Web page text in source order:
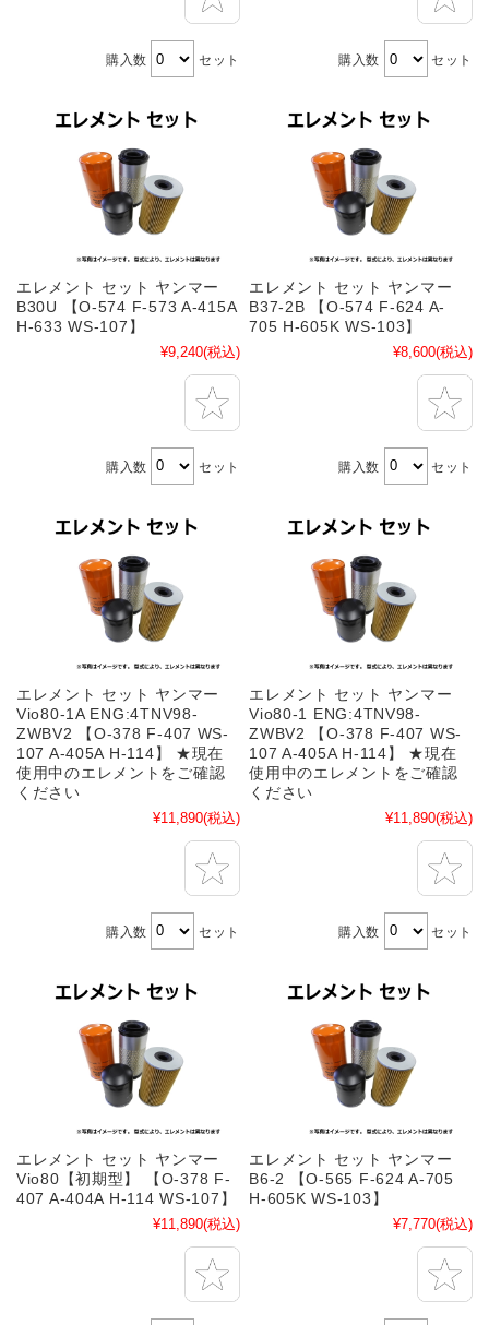
購入数 セット 購入数 セット
エレメント セット ヤンマー
B30U 【O-574 F-573 A-415A
H-633 WS-107】
¥9,240(税込)
購入数 セット
エレメント セット ヤンマー
B37-2B 【O-574 F-624 A-
705 H-605K WS-103】
¥8,600(税込)
購入数 セット
エレメント セット ヤンマー
Vio80-1A ENG:4TNV98-
ZWBV2 【O-378 F-407 WS-
107 A-405A H-114】 ★現在
使用中のエレメントをご確認
ください
¥11,890(税込)
購入数 セット
エレメント セット ヤンマー
Vio80-1 ENG:4TNV98-
ZWBV2 【O-378 F-407 WS-
107 A-405A H-114】 ★現在
使用中のエレメントをご確認
ください
¥11,890(税込)
購入数 セット
エレメント セット ヤンマー
Vio80【初期型】 【O-378 F-
407 A-404A H-114 WS-107】
¥11,890(税込)
エレメント セット ヤンマー
B6-2 【O-565 F-624 A-705
H-605K WS-103】
¥7,770(税込)